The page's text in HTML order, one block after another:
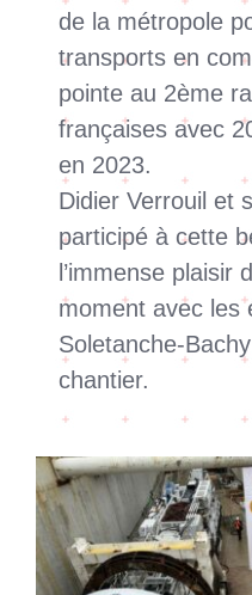
de la métropole
transports en
pointe au 2ème
françaises avec
en 2023.
Didier Verrouil et
participé à cette
l’immense plaisir
moment avec les
Soletanche-
chantier.